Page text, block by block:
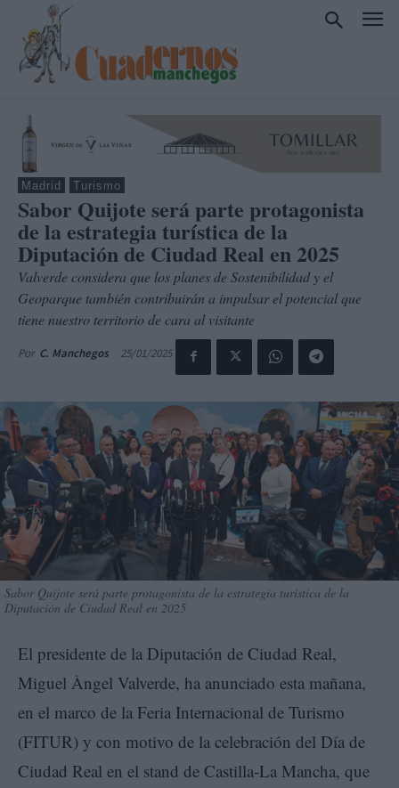
Madrid Turismo
Sabor Quijote será parte protagonista
de la estrategia turística de la
Diputación de Ciudad Real en 2025
Valverde considera que los planes de Sostenibilidad y el
Geoparque también contribuirán a impulsar el potencial que
tiene nuestro territorio de cara al visitante
Por C. Manchegos 25/01/2025
Sabor Quijote será parte protagonista de la estrategia turística de la
Diputación de Ciudad Real en 2025
El presidente de la Diputación de Ciudad Real,
Miguel Àngel Valverde, ha anunciado esta mañana,
en el marco de la Feria Internacional de Turismo
(FITUR) y con motivo de la celebración del Día de
Ciudad Real en el stand de Castilla-La Mancha, que